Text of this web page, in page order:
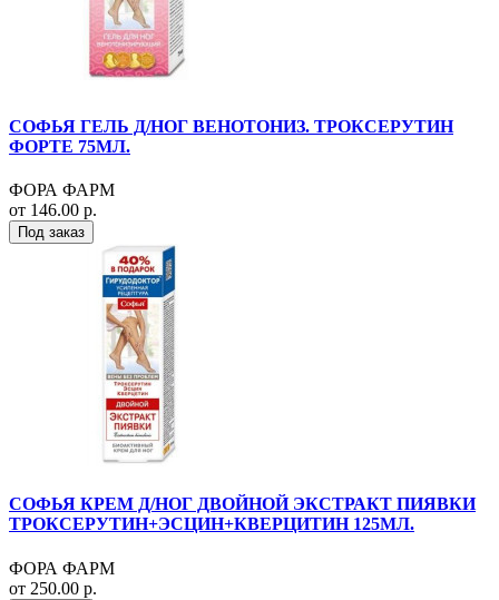
СОФЬЯ ГЕЛЬ Д/НОГ ВЕНОТОНИЗ. ТРОКСЕРУТИН
ФОРТЕ 75МЛ.
ФОРА ФАРМ
от 146.00 р.
Под заказ
СОФЬЯ КРЕМ Д/НОГ ДВОЙНОЙ ЭКСТРАКТ ПИЯВКИ
ТРОКСЕРУТИН+ЭСЦИН+КВЕРЦИТИН 125МЛ.
ФОРА ФАРМ
от 250.00 р.